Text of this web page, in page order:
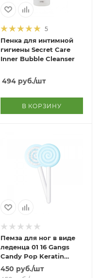
5
Пенка для интимной
гигиены Secret Care
Inner Bubble Cleanser
494руб./шт
В КОРЗИНУ
Пемза для ног в виде
леденца 01 16 Gangs
Candy Pop Keratin
Cleaner 01
450 руб./шт